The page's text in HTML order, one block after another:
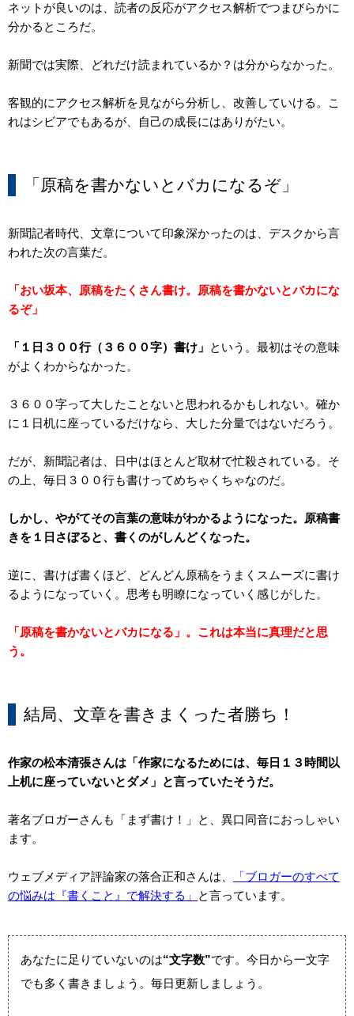
ネットが良いのは、読者の反応がアクセス解析でつまびらかに
分かるところだ。
新聞では実際、どれだけ読まれているか？は分からなかった。
客観的にアクセス解析を見ながら分析し、改善していける。こ
れはシビアでもあるが、自己の成長にはありがたい。
「原稿を書かないとバカになるぞ」
新聞記者時代、文章について印象深かったのは、デスクから言
われた次の言葉だ。
「おい坂本、原稿をたくさん書け。原稿を書かないとバカにな
るぞ」
「１日３００行（３６００字）書け」 という。最初はその意味
がよくわからなかった。
３６００字って大したことないと思われるかもしれない。確か
に１日机に座っているだけなら、大した分量ではないだろう。
だが、新聞記者は、日中はほとんど取材で忙殺されている。そ
の上、毎日３００行も書けってめちゃくちゃなのだ。
しかし、やがてその言葉の意味がわかるようになった。原稿書
きを１日さぼると、書くのがしんどくなった。
逆に、書けば書くほど、どんどん原稿をうまくスムーズに書け
るようになっていく。思考も明瞭になっていく感じがした。
「原稿を書かないとバカになる」。これは本当に真理だと思
う。
結局、文章を書きまくった者勝ち！
作家の松本清張さんは「作家になるためには、毎日１３時間以
上机に座っていないとダメ」と言っていたそうだ。
著名ブロガーさんも「まず書け！」と、異口同音におっしゃい
ます。
ウェブメディア評論家の落合正和さんは、
「ブロガーのすべて
の悩みは『書くこと』で解決する」
と言っています。
あなたに足りていないのは“文字数”です。今日から一文字
でも多く書きましょう。毎日更新しましょう。